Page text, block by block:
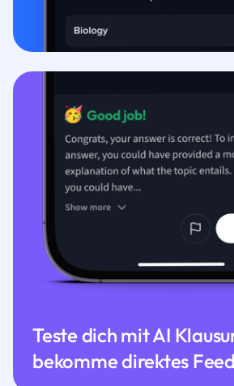
Teste dich mit AI
bekomme direktes